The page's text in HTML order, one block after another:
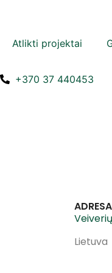
Atlikti projektai
+370 37 440453
Lietuva